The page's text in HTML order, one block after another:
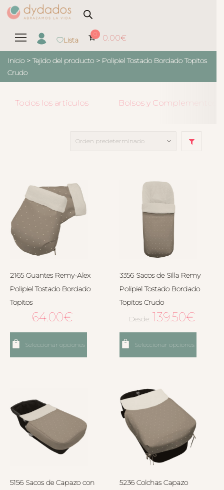
Lista
0 0.00€
Inicio > Tejido del producto > Polipiel Tostado Bordado Topitos
Crudo
Todos los artículos Bolsos y Complementos
2165 Guantes Remy-Alex
Polipiel Tostado Bordado
Topitos
64.00€
Seleccionar opciones
3356 Sacos de Silla Remy
Polipiel Tostado Bordado
Topitos Crudo
Desde: 139.50€
Seleccionar opciones
5156 Sacos de Capazo con
5236 Colchas Capazo